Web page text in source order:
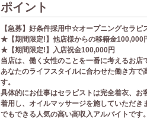
ポイント
【急募】好条件採用中☆オープニングセラピ
★【期間限定!】他店様からの移籍金100,000
★【期間限定!】入店祝金100,000円
当店は、働く女性のことを一番に考えるお店
あなたのライフスタイルに合わせた働き方で
す。
具体的にお仕事はセラピストは完全着衣、お
着用し、オイルマッサージを施していただき
でもできる人気の高い高収入アルバイトです。